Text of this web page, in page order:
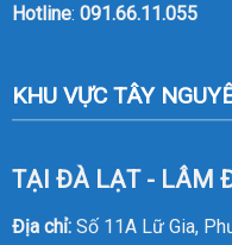
Hotline: 091.66.11.055
KHU VỰC TÂY
TẠI ĐÀ LẠT - LÂM
Địa chỉ:Số 11A Lữ Gia,